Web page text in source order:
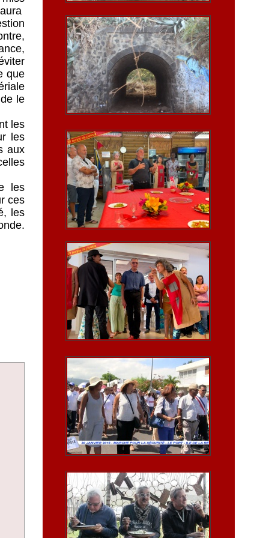
que
le
les
les
aux
les
ces
les